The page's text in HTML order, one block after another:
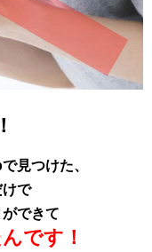
見つけた、
で
できて
です！